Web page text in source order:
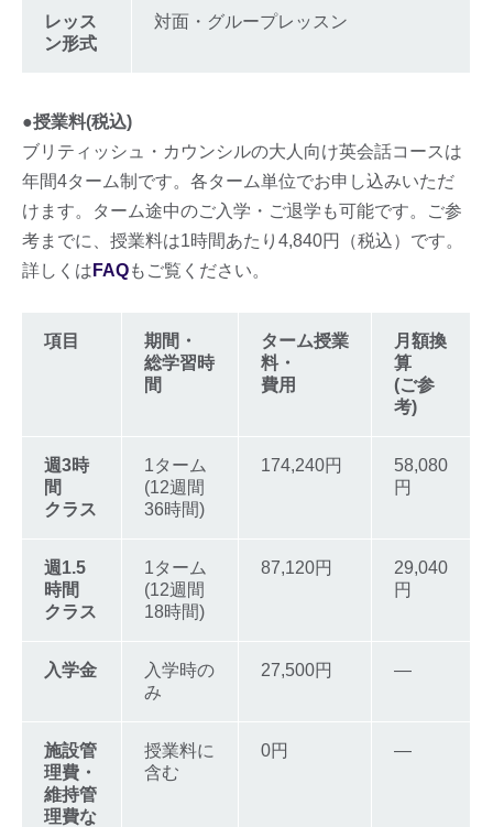
レッス
ン形式
対面・グループレッスン
●授業料(税込)
ブリティッシュ・カウンシルの大人向け英会話コースは
年間4ターム制です。各ターム単位でお申し込みいただ
けます。ターム途中のご入学・ご退学も可能です。ご参
考までに、授業料は1時間あたり4,840円（税込）です。
詳しくは FAQもご覧ください。
項目
期間・
総学習時
間
ターム授業
料・
費用
月額換
算
(ご参
考)
週3時
間
クラス
1ターム
(12週間
36時間)
174,240円
58,080
円
週1.5
時間
クラス
1ターム
(12週間
18時間)
87,120円
29,040
円
入学金
入学時の
み
27,500円 ―
施設管
理費・
維持管
理費な
授業料に
含む
0円 ―